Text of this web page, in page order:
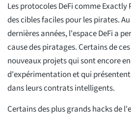
Les protocoles DeFi comme
des cibles faciles pour les pirates.
dernières années, l'espace DeFi a
cause des piratages. Certains de
nouveaux projets qui sont encore
d'expérimentation et qui
dans leurs contrats intelligents.
Certains des plus grands hacks de